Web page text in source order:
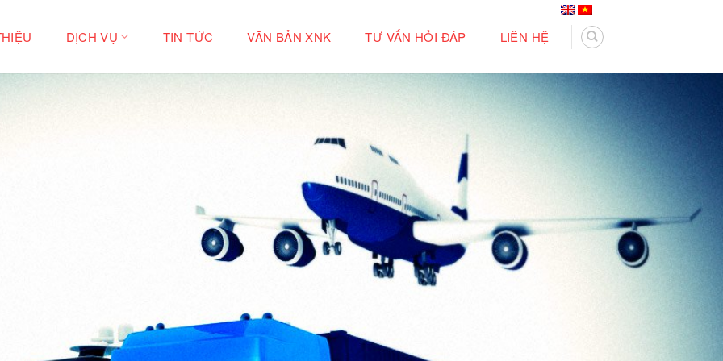
DỊCH VỤ TIN TỨC VĂN BẢN XNK TƯ VẤN HỎI ĐÁP LIÊN HỆ